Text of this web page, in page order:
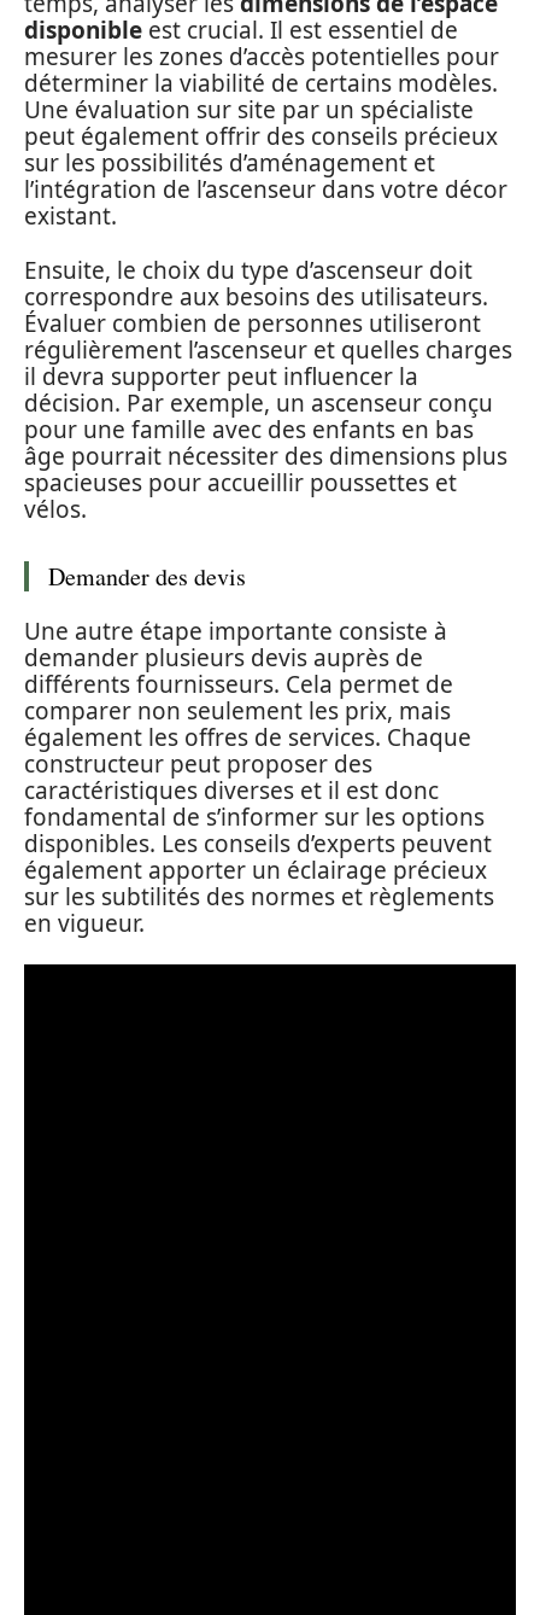
disponible est crucial. Il est essentiel de
mesurer les zones d’accès potentielles pour
déterminer la viabilité de certains modèles.
Une évaluation sur site par un spécialiste
peut également offrir des conseils précieux
sur les possibilités d’aménagement et
l’intégration de l’ascenseur dans votre décor
existant.
Ensuite, le choix du type d’ascenseur doit
correspondre aux besoins des utilisateurs.
Évaluer combien de personnes utiliseront
régulièrement l’ascenseur et quelles charges
il devra supporter peut influencer la
décision. Par exemple, un ascenseur conçu
pour une famille avec des enfants en bas
âge pourrait nécessiter des dimensions plus
spacieuses pour accueillir poussettes et
vélos.
Demander des devis
Une autre étape importante consiste à
demander plusieurs devis auprès de
différents fournisseurs. Cela permet de
comparer non seulement les prix, mais
également les offres de services. Chaque
constructeur peut proposer des
caractéristiques diverses et il est donc
fondamental de s’informer sur les options
disponibles. Les conseils d’experts peuvent
également apporter un éclairage précieux
sur les subtilités des normes et règlements
en vigueur.